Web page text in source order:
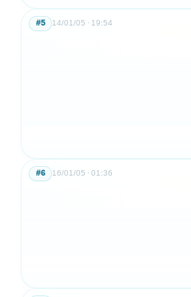
14/01/05 19:54
#5
16/01/05 01:36
#6